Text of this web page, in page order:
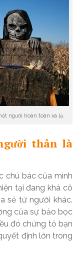
người hoàn toàn xa lạ.
thân là
chú bác của mình
tại đang khá cô
sẻ từ người khác.
của sự bảo bọc
đó chứng tỏ bạn
định lớn trong